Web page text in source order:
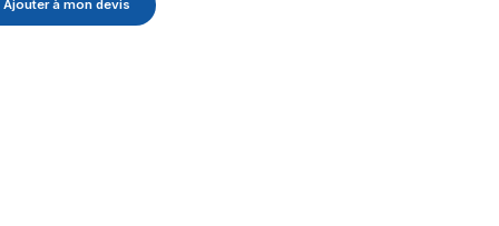
Ajouter à mon devis